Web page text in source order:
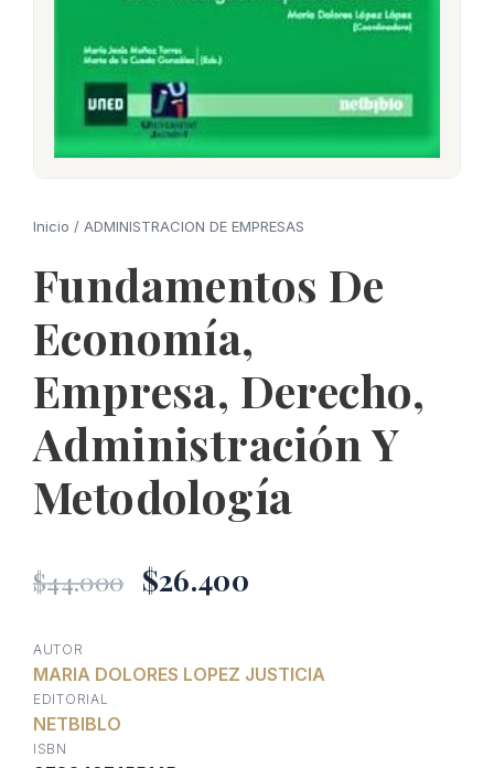
Inicio / ADMINISTRACION DE EMPRESAS
Fundamentos De
Economía,
Empresa, Derecho,
Administración Y
Metodología
$44.000 El
original
era:
$26.400
actual
AUTOR
MARIA DOLORES LOPEZ JUSTICIA
EDITORIAL
NETBIBLO
ISBN